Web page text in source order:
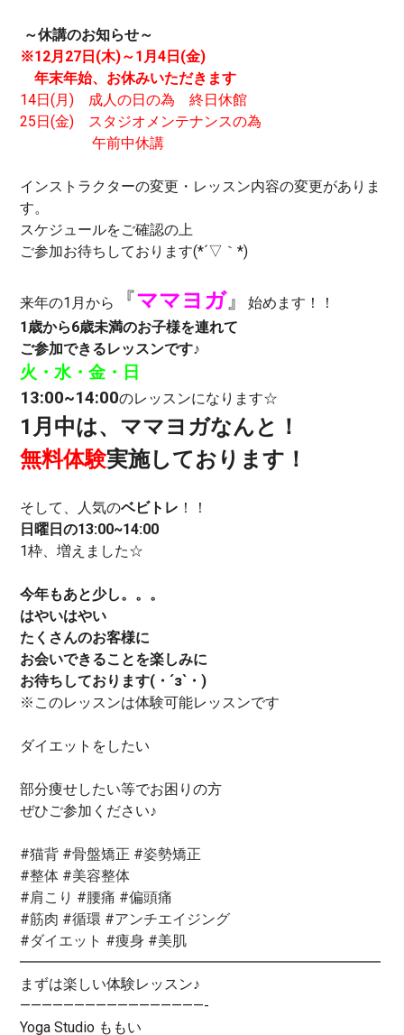
～休講のお知らせ～
※12月27日(木)～1月4日(金)
年末年始、お休みいただきます
14日(月) 成人の日の為 終日休館
25日(金) スタジオメンテナンスの為
午前中休講
インストラクターの変更・レッスン内容の変更がありま
す。
スケジュールをご確認の上
ご参加お待ちしております(*´▽｀*)
来年の1月から 『ママヨガ』
始めます！！
1歳から6歳未満のお子様を連れて
ご参加できるレッスンです♪
火・水・金・日
13:00~14:00のレッスンになります☆
1月中は、ママヨガなんと！
無料体験実施しております！
そして、人気のベビトレ ！！
日曜日の13:00~14:00
1枠、増えました☆
今年もあと少し。。。
はやいはやい
たくさんのお客様に
お会いできることを楽しみに
お待ちしております(・´з`・)
※このレッスンは体験可能レッスンです
ダイエットをしたい
部分痩せしたい等でお困りの方
ぜひご参加ください♪
#猫背 #骨盤矯正 #姿勢矯正
#整体 #美容整体
#肩こり #腰痛 #偏頭痛
#筋肉 #循環 #アンチエイジング
#ダイエット #痩身 #美肌
━━━━━━━━━━━━━━━━━━━━━━━━━
まずは楽しい体験レッスン♪
—————————————————-
Yoga Studio ももい